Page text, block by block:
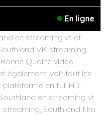
En ligne
en streaming vf et
VK streaming,
Qualité vidéo
également, voir tout les
en full HD.
en streaming vf
Southland film